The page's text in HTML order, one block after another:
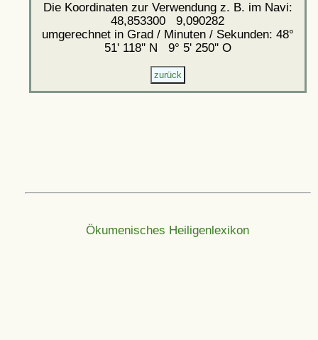
Die Koordinaten zur Verwendung z. B. im Navi:
48,853300 9,090282
umgerechnet in Grad / Minuten / Sekunden: 48°
51' 118'' N 9° 5' 250'' O
Ökumenisches Heiligenlexikon